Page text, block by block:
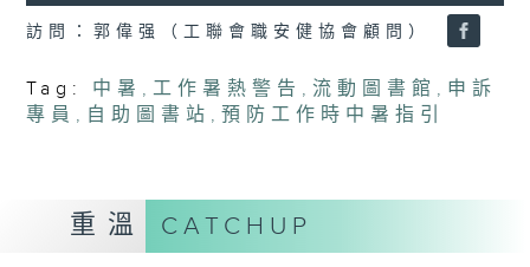
訪問：郭偉强（工聯會職安健協會顧問）
Tag: 中暑 ,工作暑熱警告 ,流動圖書館 , 申訴
專員 , 自助圖書站 ,預防工作時中暑指引
重溫 CATCHUP